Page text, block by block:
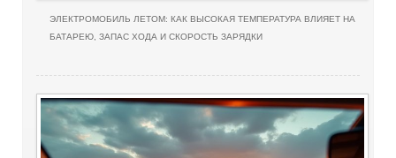
ЭЛЕКТРОМОБИЛЬ ЛЕТОМ: КАК ВЫСОКАЯ ТЕМПЕРАТУРА ВЛИЯЕТ НА
БАТАРЕЮ, ЗАПАС ХОДА И СКОРОСТЬ ЗАРЯДКИ